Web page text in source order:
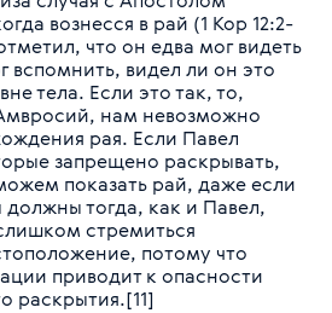
вознесся в рай (1 Кор 12:2-
что он едва мог видеть
вспомнить, видел ли он это
тела. Если это так, то,
нам невозможно
рая. Если Павел
запрещено раскрывать,
показать рай, даже если
тогда, как и Павел,
стремиться
потому что
приводит к опасности
раскрытия.[11]